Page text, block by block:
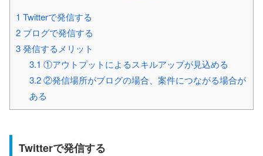
1 Twitterで発信する
2 ブログで発信する
3発信するメリット
3.1 ①アウトプットによるスキルアップが見込める
3.2②発信場所がブログの場合、案件につながる場合が
ある
Twitterで発信する